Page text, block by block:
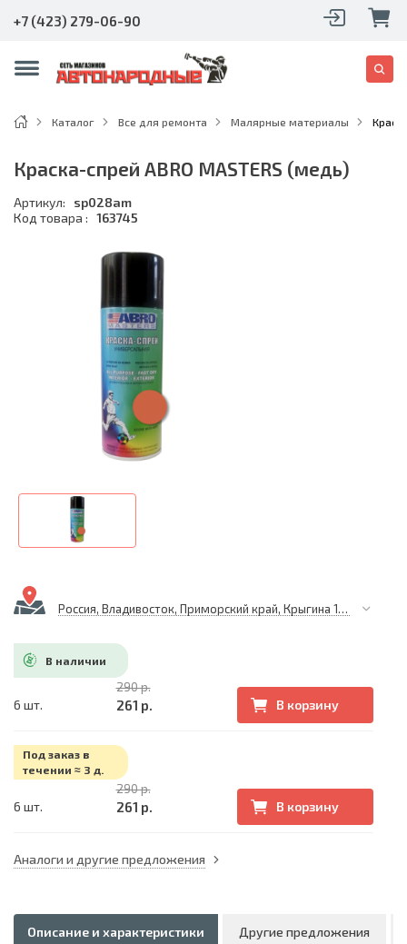
+7 (423) 279-06-90
Каталог Все для ремонта Малярные материалы
Краска-спрей ABRO MASTERS (медь)
Артикул:
sp028am
Код товара : 163745
Россия, Владивосток, Приморский край, Крыгина 105
В наличии
6 шт.
290 р.
261 р. В корзину
Под заказ в
течении ≈ 3 д.
6 шт.
290 р.
261 р. В корзину
Аналоги и другие предложения
Описание и характеристики Другие предложения